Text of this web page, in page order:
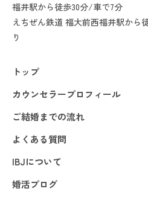
福井駅から徒歩30分/車で7分
えちぜん鉄道 福大前西福井駅から
り
トップ
カウンセラープロフィール
ご結婚までの流れ
よくある質問
IBJについて
婚活ブログ